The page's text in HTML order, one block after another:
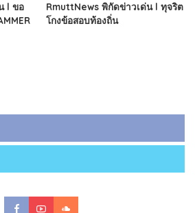
l ขอ
RmuttNews พิกัดข่าวเด่น l ทุจริต
โกงข้อสอบท้องถิ่น